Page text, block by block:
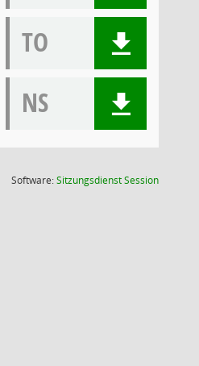
TO
NS
Software:SitzungsdienstSession(Wird in